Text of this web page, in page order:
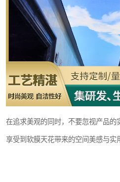
在追求美观的同时，不要忽视产品的
享受到软膜天花带来的空间美感与实